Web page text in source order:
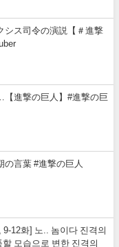
シス司令の演説【＃進撃
進撃の巨人】#進撃の巨
の言葉 #進撃の巨人
12화] 노.. 놈이다 진격의
모습으로 변한 진격의